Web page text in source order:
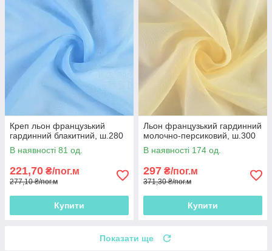
Креп льон французький
гардинний блакитний, ш.280
В наявності 81 од.
221,70 ₴/пог.м
277,10 ₴/пог.м
Купити
Льон французький гардинний
молочно-персиковий, ш.300
В наявності 174 од.
297 ₴/пог.м
371,30 ₴/пог.м
Купити
Показати ще